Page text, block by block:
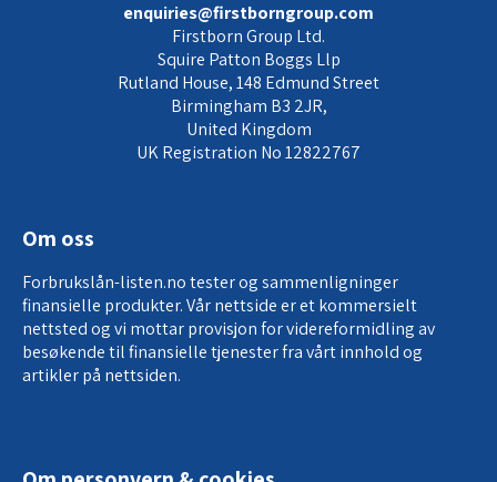
enquiries@firstborngroup.com
Firstborn Group Ltd.
Squire Patton Boggs Llp
Rutland House, 148 Edmund Street
Birmingham B3 2JR,
United Kingdom
UK Registration No 12822767
Om oss
Forbrukslån-listen.no tester og sammenligninger
finansielle produkter. Vår nettside er et kommersielt
nettsted og vi mottar provisjon forvidereformidling av
besøkende til finansielle tjenesterfra vårt innhold og
artikler på nettsiden.